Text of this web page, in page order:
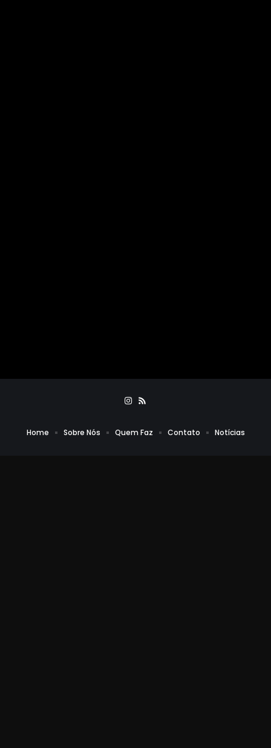
Home Sobre Nós Quem Faz Contato Notícias